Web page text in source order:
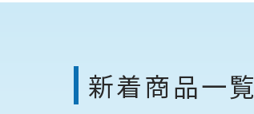
新着商品一覧